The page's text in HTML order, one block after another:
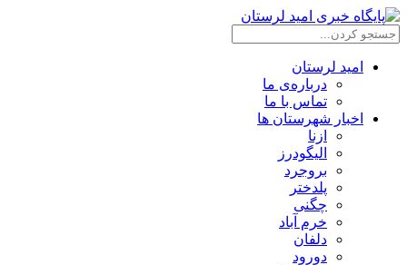
امید لرستان
درباره‌ی ما
تماس با ما
اخبار شهرستان ها
ازنا
الیگودرز
بروجرد
پلدختر
چگنی
خرم آباد
دلفان
دورود